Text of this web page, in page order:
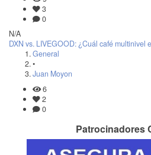
3
0
N/A
DXN vs. LIVEGOOD: ¿Cuál café multinivel
General
•
Juan Moyon
6
2
0
Patrocinadores